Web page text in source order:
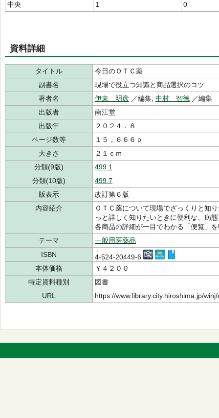
中央
1 0
資料詳細
タイトル
今日のＯＴＣ薬
副書名
現場で役立つ知識と商品選択のコツ
著者名
伊東 明彦 ／編集, 中村 智徳 ／編集
出版者
南江堂
出版年
２０２４．８
ページ数等
１５，６６６ｐ
大きさ
２１ｃｍ
分類(9版)
499.1
分類(10版)
499.7
版表示
改訂第６版
内容紹介
ＯＴＣ薬について現場でざっくりと知
っと詳しく知りたいときに便利な、病
各商品の詳細が一目でわかる「便覧」
テーマ
一般用医薬品
ISBN
4-524-20449-6
本体価格
￥４２００
特定資料種別
図書
URL
https://www.library.city.hiroshima.jp/